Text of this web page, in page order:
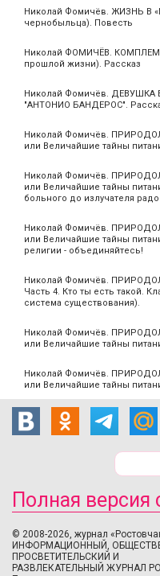
Николай Фомичёв. ЖИЗНЬ В
чернобыльца). Повесть
Николай ФОМИЧЁВ.
прошлой жизни). Рассказ
Николай Фомичёв.
"АНТОНИО БАНДЕРОС".
Николай Фомичёв.
или Величайшие тайны
Николай Фомичёв.
или Величайшие тайны
больного до излучателя
Николай Фомичёв.
или Величайшие тайны
религии - объединяйтесь!
Николай Фомичёв.
Часть 4. Кто ты есть такой.
система существования).
Николай Фомичёв.
или Величайшие тайны
Николай Фомичёв.
или Величайшие тайны
Полная версия
© 2008-2026, журнал
ИНФОРМАЦИОННЫЙ,
ПРОСВЕТИТЕЛЬСКИЙ И
РАЗВЛЕКАТЕЛЬНЫЙ ЖУРНАЛ